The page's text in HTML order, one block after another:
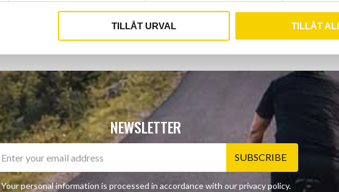
TILLÅT URVAL TILLÅT
NEWSLETTER
SUBSCRIBE
Your personal information is processed in accordance with ourprivacy policy.